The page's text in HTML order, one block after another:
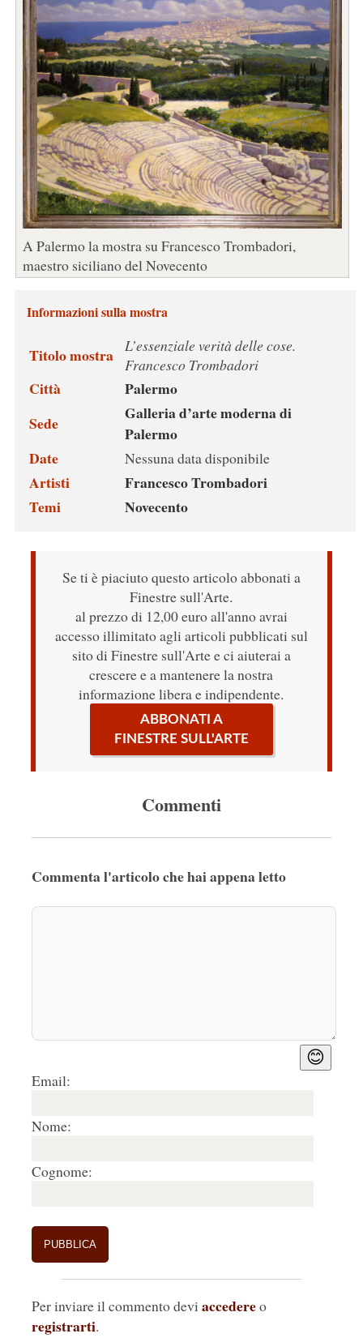
A Palermo la mostra su Francesco Trombadori,
maestro siciliano del Novecento
Informazioni sulla mostra
Titolo mostra L’essenziale verità delle cose.
Francesco Trombadori
Città
Palermo
Sede
Galleria d’arte moderna di
Palermo
Date
Nessuna data disponibile
Artisti
Francesco Trombadori
Temi
Novecento
Se ti è piaciuto questo articolo abbonati a
Finestre sull'Arte.
al prezzo di 12,00 euro all'anno avrai
accesso illimitato agli articoli pubblicati sul
sito di Finestre sull'Arte e ci aiuterai a
crescere e a mantenere la nostra
informazione libera e indipendente.
ABBONATI A
FINESTRE SULL'ARTE
Commenti
Commenta l'articolo che hai appena letto
😊
Email:
Nome:
Cognome:
Per inviare il commento devi accedereo
registrarti.